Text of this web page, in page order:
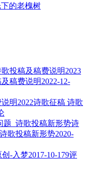
的老槐树
2023
稿费说明2022-12-
2022诗歌征稿 诗歌
诗
歌投稿新形势2020-
创-入梦2017-10-179评